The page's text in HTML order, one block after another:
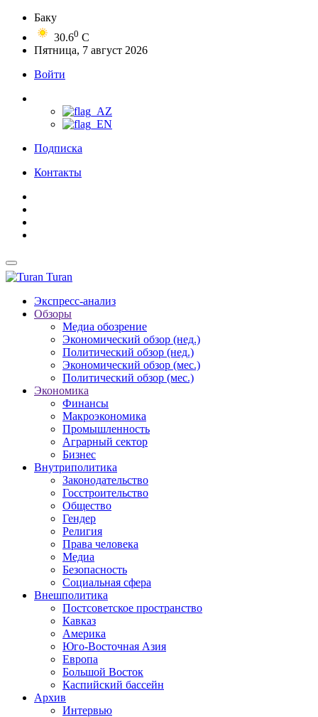
Баку
30.60 C
Пятница, 7 август 2026
Войти
Подписка
Контакты
Turan
Экспресс-анализ
Обзоры
Медиа обозрение
Экономический обзор (нед.)
Политический обзор (нед.)
Экономический обзор (мес.)
Политический обзор (мес.)
Экономика
Финансы
Макроэкономика
Промышленность
Аграрный сектор
Бизнес
Внутриполитика
Законодательство
Госстроительство
Общество
Гендер
Религия
Права человека
Медиа
Безопасность
Социальная сфера
Внешполитика
Постсоветское пространство
Кавказ
Америка
Юго-Восточная Азия
Европа
Большой Восток
Каспийский бассейн
Архив
Интервью